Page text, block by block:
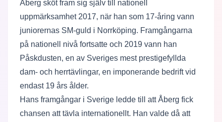
Åberg sköt fram sig själv till nationell
uppmärksamhet 2017, när han som 17-åring vann
juniorernas SM-guld i Norrköping. Framgångarna
på nationell nivå fortsatte och 2019 vann han
Påskdusten, en av Sveriges mest prestigefyllda
dam- och herrtävlingar, en imponerande bedrift vid
endast 19 års ålder.
Hans framgångar i Sverige ledde till att Åberg fick
chansen att tävla internationellt. Han valde då att